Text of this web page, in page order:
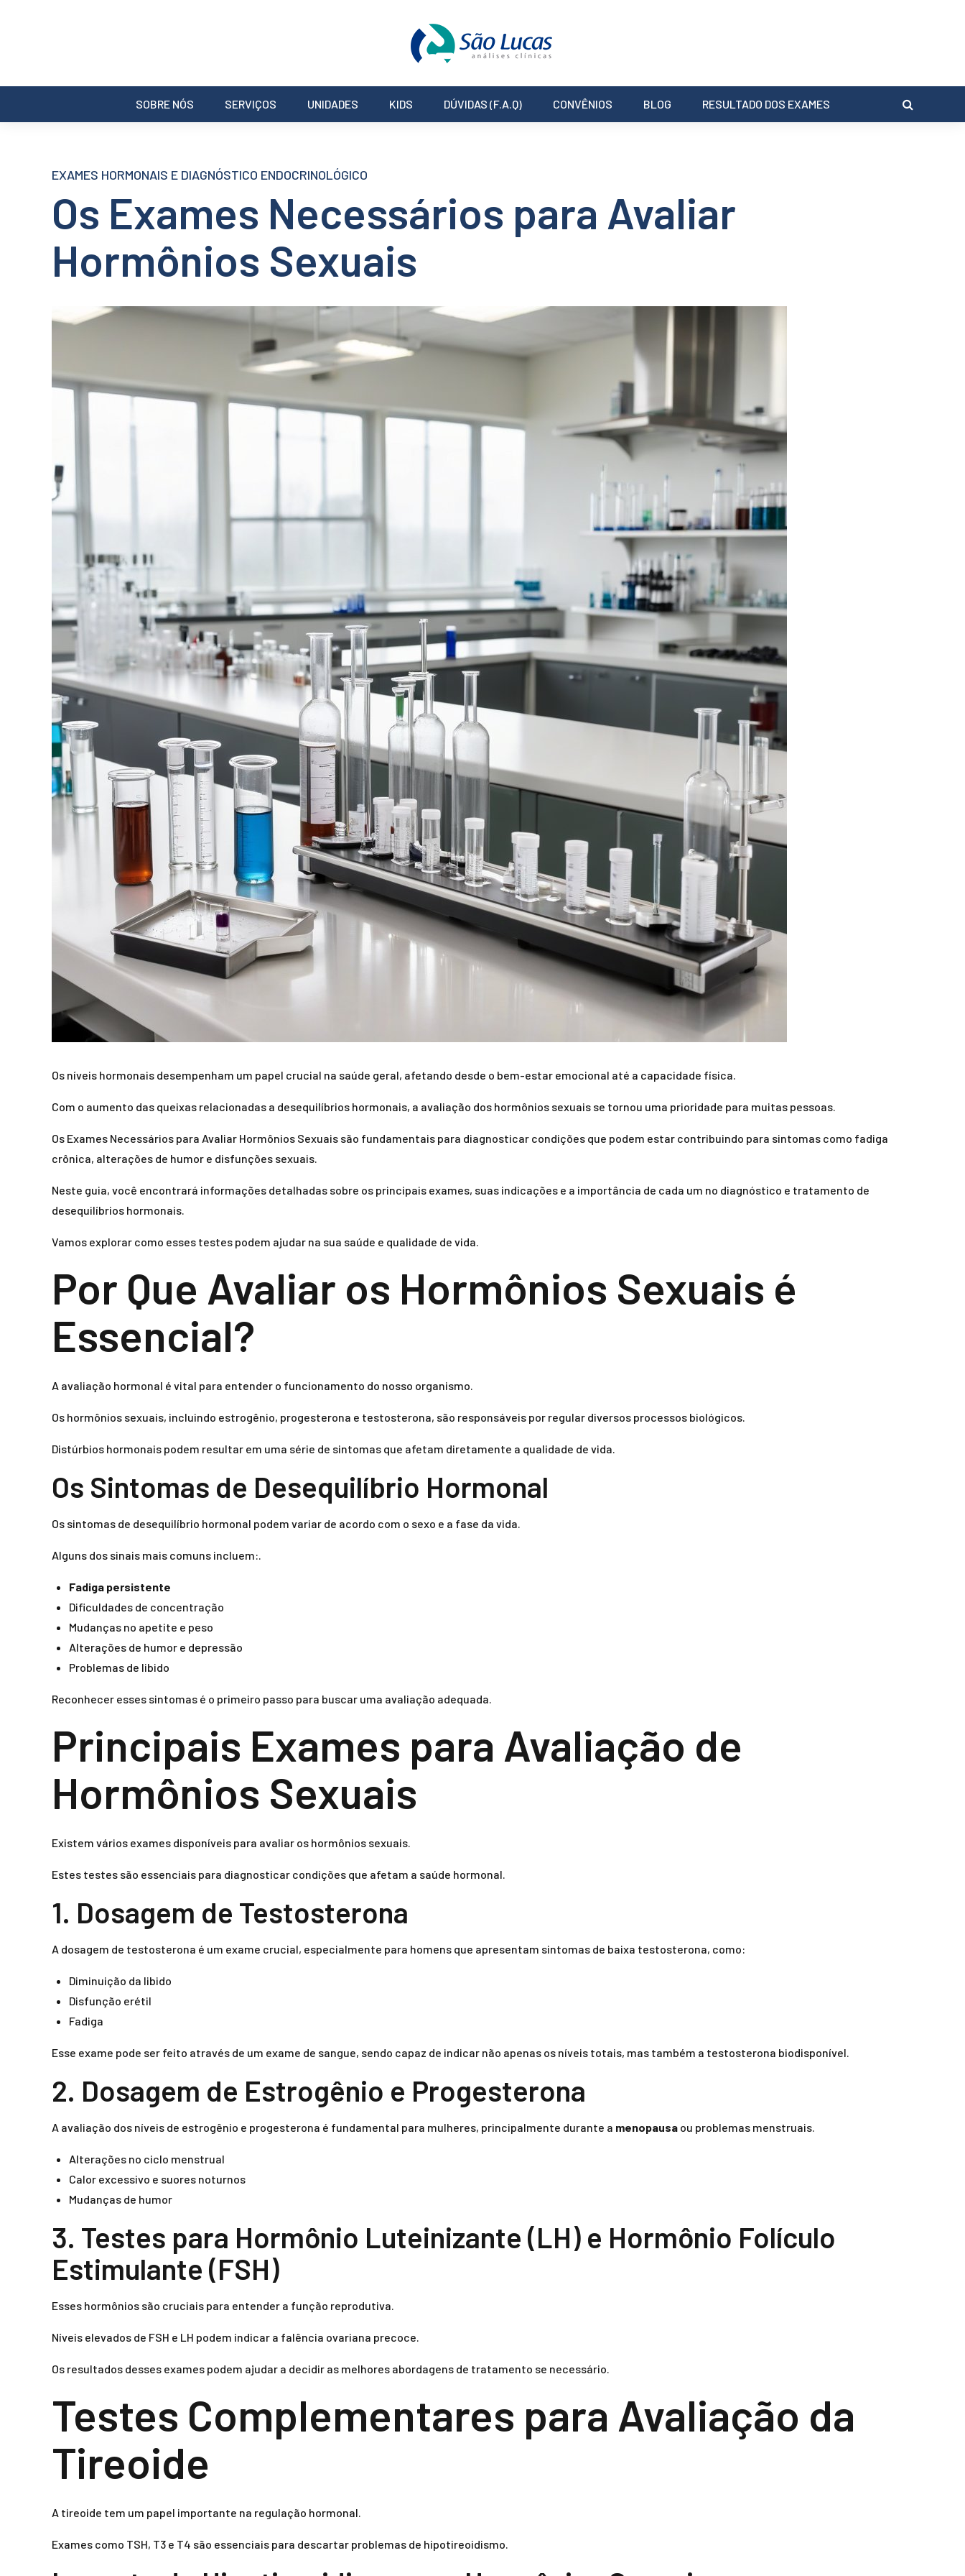
SOBRE NÓS SERVIÇOS UNIDADES KIDS DÚVIDAS (F.A.Q) CONVÊNIOS BLOG RESULTADO DOS EXAMES
EXAMES HORMONAIS E DIAGNÓSTICO ENDOCRINOLÓGICO
Os Exames Necessários para Avaliar
Hormônios Sexuais
Os níveis hormonais desempenham um papel crucial na saúde geral, afetando desde o bem-estar emocional até a capacidade física.
Com o aumento das queixas relacionadas a desequilíbrios hormonais, a avaliação dos hormônios sexuais se tornou uma prioridade para muitas pessoas.
Os Exames Necessários para Avaliar Hormônios Sexuais são fundamentais para diagnosticar condições que podem estar contribuindo para sintomas como fadiga
crônica, alterações de humor e disfunções sexuais.
Neste guia, você encontrará informações detalhadas sobre os principais exames, suas indicações e a importância de cada um no diagnóstico e tratamento de
desequilíbrios hormonais.
Vamos explorar como esses testes podem ajudar na sua saúde e qualidade de vida.
Por Que Avaliar os Hormônios Sexuais é
Essencial?
A avaliação hormonal é vital para entender o funcionamento do nosso organismo.
Os hormônios sexuais, incluindo estrogênio, progesterona e testosterona, são responsáveis por regular diversos processos biológicos.
Distúrbios hormonais podem resultar em uma série de sintomas que afetam diretamente a qualidade de vida.
Os Sintomas de Desequilíbrio Hormonal
Os sintomas de desequilíbrio hormonal podem variar de acordo com o sexo e a fase da vida.
Alguns dos sinais mais comuns incluem:.
Fadiga persistente
Dificuldades de concentração
Mudanças no apetite e peso
Alterações de humor e depressão
Problemas de libido
Reconhecer esses sintomas é o primeiro passo para buscar uma avaliação adequada.
Principais Exames para Avaliação de
Hormônios Sexuais
Existem vários exames disponíveis para avaliar os hormônios sexuais.
Estes testes são essenciais para diagnosticar condições que afetam a saúde hormonal.
1. Dosagem de Testosterona
A dosagem de testosterona é um exame crucial, especialmente para homens que apresentam sintomas de baixa testosterona, como:
Diminuição da libido
Disfunção erétil
Fadiga
Esse exame pode ser feito através de um exame de sangue, sendo capaz de indicar não apenas os níveis totais, mas também a testosterona biodisponível.
2. Dosagem de Estrogênio e Progesterona
A avaliação dos níveis de estrogênio e progesterona é fundamental para mulheres, principalmente durante a menopausa ou problemas menstruais.
Alterações no ciclo menstrual
Calor excessivo e suores noturnos
Mudanças de humor
3. Testes para Hormônio Luteinizante (LH) e Hormônio Folículo
Estimulante (FSH)
Esses hormônios são cruciais para entender a função reprodutiva.
Níveis elevados de FSH e LH podem indicar a falência ovariana precoce.
Os resultados desses exames podem ajudar a decidir as melhores abordagens de tratamento se necessário.
Testes Complementares para Avaliação da
Tireoide
A tireoide tem um papel importante na regulação hormonal.
Exames como TSH, T3 e T4 são essenciais para descartar problemas de hipotireoidismo.